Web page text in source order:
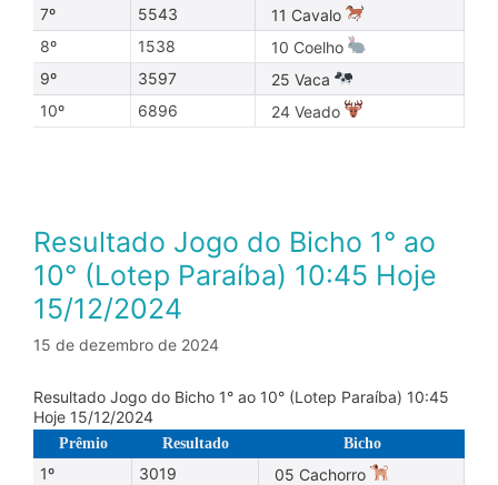
7º
5543
11 Cavalo
8º
1538
10 Coelho
9º
3597
25 Vaca
10º
6896 24 Veado
Resultado Jogo do Bicho 1° ao
10° (Lotep Paraíba) 10:45 Hoje
15/12/2024
15 de dezembro de 2024
Resultado Jogo do Bicho 1° ao 10° (Lotep Paraíba) 10:45
Hoje 15/12/2024
Prêmio Resultado Bicho
1º 3019
05 Cachorro